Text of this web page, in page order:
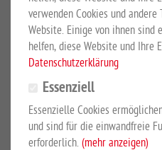
Technische
Abstand zwischen
Rahmen: 40 x 40 mm
Torfüllung mit
Pfosten: ca. 60 x 60 x 2
Verstellbare Hängen
verwenden Cookies und
Website. Einige von ihnen sind
helfen, diese Website und Ihre
Datenschutzerklärung
Essenziell
Essenzielle Cookies
und sind für die einwandfreie
erforderlich. (mehr anzeigen)